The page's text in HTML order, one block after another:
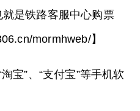
是铁路客服中心购票
mormhweb/】
宝”、“支付宝”等手机软